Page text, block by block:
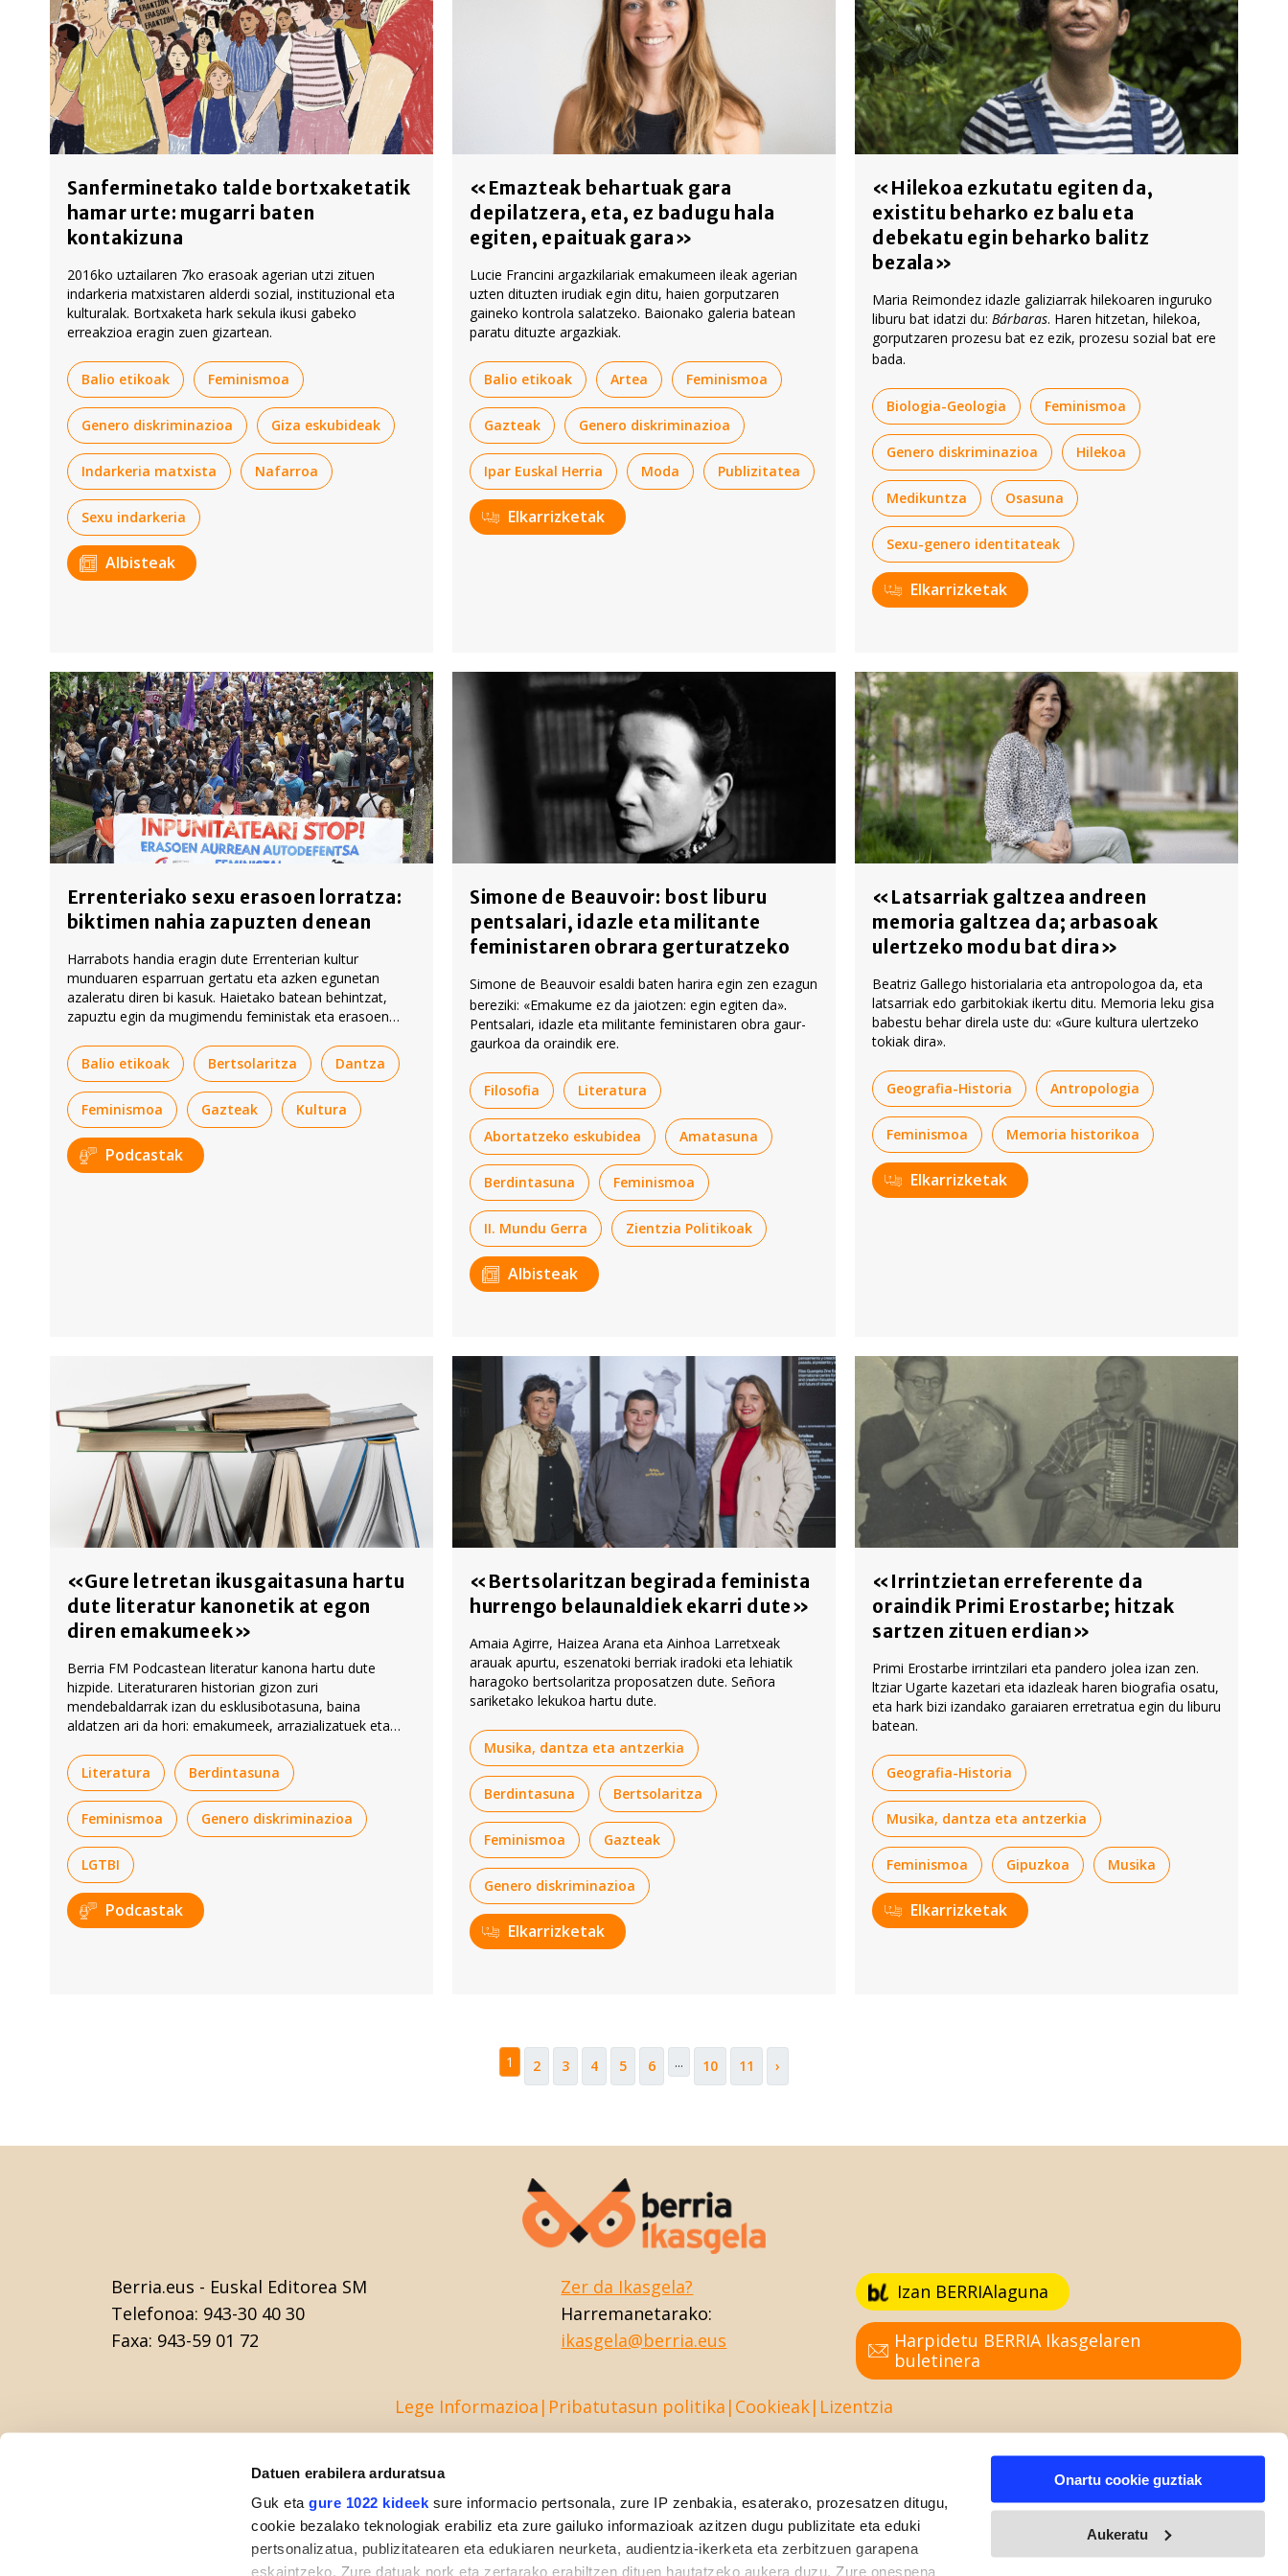
Datuen erabilera arduratsua
Guk etagure 1022 kideek sure informacio pertsonala, zure IP zenbakia, esaterako, prozesatzen ditugu,
cookie bezalako teknologiak erabiliz eta zure gailuko informazioak azitzen dugu publizitate eta eduki
pertsonalizatua, publizitatearen eta edukiaren neurketa, audientzia-ikerketa eta zerbitzuen garapena
eskaintzeko. Zure datuak nork eta zertarako erabiltzen dituen hautatzeko aukera duzu. Zure onespena
Onartu cookie guztiak
Aukeratu
Sanferminetako talde bortxaketatik
hamar urte: mugarri baten
kontakizuna
2016ko uztailaren 7ko erasoak agerian utzi zituen
indarkeria matxistaren alderdi sozial, instituzional eta
kulturalak. Bortxaketa hark sekula ikusi gabeko
erreakzioa eragin zuen gizartean.
Balio etikoak Feminismoa
Genero diskriminazioa Giza eskubideak
Indarkeria matxista Nafarroa
Sexu indarkeria
Albisteak
«Emazteak behartuak gara
depilatzera, eta, ez badugu hala
egiten, epaituak gara»
Lucie Francini argazkilariak emakumeen ileak agerian
uzten dituzten irudiak egin ditu, haien gorputzaren
gaineko kontrola salatzeko. Baionako galeria batean
paratu dituzte argazkiak.
Balio etikoak Artea Feminismoa
Gazteak Genero diskriminazioa
Ipar Euskal Herria Moda Publizitatea
Elkarrizketak
«Hilekoa ezkutatu egiten da,
existitu beharko ez balu eta
debekatu egin beharko balitz
bezala»
Maria Reimondez idazle galiziarrak hilekoaren inguruko
liburu bat idatzi du:Bárbaras. Haren hitzetan, hilekoa,
gorputzaren prozesu bat ez ezik, prozesu sozial bat ere
bada.
Biologia-Geologia Feminismoa
Genero diskriminazioa Hilekoa
Medikuntza Osasuna
Sexu-genero identitateak
Elkarrizketak
Errenteriako sexu erasoen lorratza:
biktimen nahia zapuzten denean
Harrabots handia eragin dute Errenterian kultur
munduaren esparruan gertatu eta azken egunetan
azaleratu diren bi kasuk. Haietako batean behintzat,
zapuztu egin da mugimendu feministak eta erasoen
errespetatzearen garrantzia azpimarratu du mugimendu
feministak berriz ere.
Balio etikoak Bertsolaritza Dantza
Feminismoa Gazteak Kultura
Podcastak
Simone de Beauvoir: bost liburu
pentsalari, idazle eta militante
feministaren obrara gerturatzeko
Simone de Beauvoir esaldi baten harira egin zen ezagun
bereziki: «Emakume ez da jaiotzen: egin egiten da».
Pentsalari, idazle eta militante feministaren obra gaur-
gaurkoa da oraindik ere.
Filosofia Literatura
Abortatzeko eskubidea Amatasuna
Berdintasuna Feminismoa
II. Mundu Gerra Zientzia Politikoak
Albisteak
«Latsarriak galtzea andreen
memoria galtzea da; arbasoak
ulertzeko modu bat dira»
Beatriz Gallego historialaria eta antropologoa da, eta
latsarriak edo garbitokiak ikertu ditu. Memoria leku gisa
babestu behar direla uste du: «Gure kultura ulertzeko
tokiak dira».
Geografia-Historia Antropologia
Feminismoa Memoria historikoa
Elkarrizketak
«Gure letretan ikusgaitasuna hartu
dute literatur kanonetik at egon
diren emakumeek»
Berria FM Podcastean literatur kanona hartu dute
hizpide. Literaturaren historian gizon zuri
mendebaldarrak izan du esklusibotasuna, baina
aldatzen ari da hori: emakumeek, arrazializatuek eta
Literatura
Berdintasuna
Feminismoa Genero diskriminazioa
LGTBI
Podcastak
«Bertsolaritzan begirada feminista
hurrengo belaunaldiek ekarri dute»
Amaia Agirre, Haizea Arana eta Ainhoa Larretxeak
arauak apurtu, eszenatoki berriak iradoki eta lehiatik
haragoko bertsolaritza proposatzen dute. Señora
sariketako lekukoa hartu dute.
Musika, dantza eta antzerkia
Berdintasuna Bertsolaritza
Feminismoa Gazteak
Genero diskriminazioa
Elkarrizketak
«Irrintzietan erreferente da
oraindik Primi Erostarbe; hitzak
sartzen zituen erdian»
Primi Erostarbe irrintzilari eta pandero jolea izan zen.
ltziar Ugarte kazetari eta idazleak haren biografia osatu,
eta hark bizi izandako garaiaren erretratua egin du liburu
batean.
Geografia-Historia
Musika, dantza eta antzerkia
Feminismoa Gipuzkoa Musika
Elkarrizketak
1 2 3 4 5 6 ... 10 11 ›
Berria.eus - Euskal Editorea SM
Telefonoa: 943-30 40 30
Faxa: 943-59 01 72
Zer da Ikasgela?
Harremanetarako:
ikasgela@berria.eus
Izan BERRIAlaguna
Harpidetu BERRIA Ikasgelaren
buletinera
Lege Informazioa Pribatutasun politika Cookieak Lizentzia